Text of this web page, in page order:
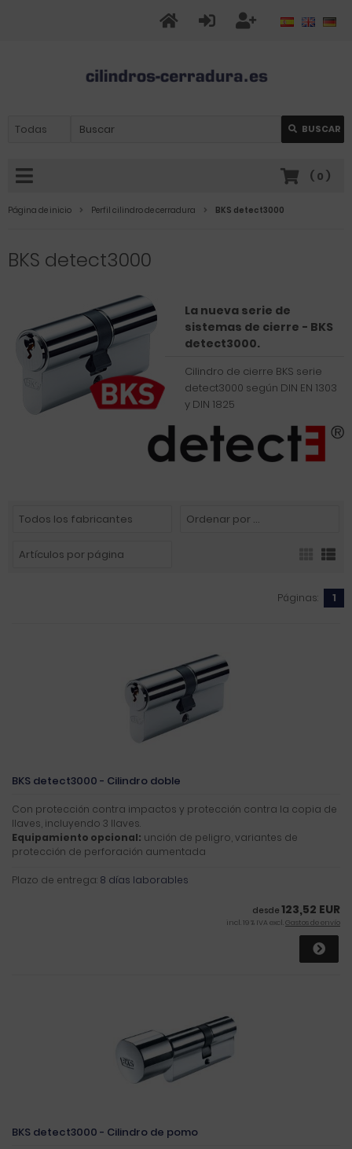
BUSCAR
( 0 )
Página de inicio Perfil cilindro de cerradura BKS detect3000
BKS detect3000
La nueva serie de
sistemas de cierre - BKS
detect3000.
Cilindro de cierre BKS serie
detect3000 según DIN EN 1303
y DIN 1825
Páginas: 1
BKS detect3000 - Cilindro doble
Con protección contra impactos y protección contra la copia de
llaves, incluyendo 3 llaves.
Equipamiento opcional: unción de peligro, variantes de
protección de perforación aumentada
Plazo de entrega: 8 días laborables
desde 123,52 EUR
incl. 19 % IVA excl.Gastos de envío
BKS detect3000 - Cilindro de pomo